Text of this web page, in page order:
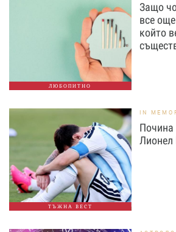
ЛЮБОПИТНО
Защо
все
който
ТЪЖНА ВЕСТ
IN
Лионел